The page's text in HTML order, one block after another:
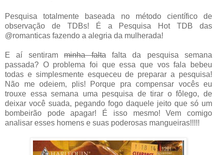
Pesquisa totalmente baseada no método científico de
observação de TDBs! É a Pesquisa Hot TDB das
@romanticas fazendo a alegria da mulherada!
E aí sentiramminha faltafalta da pesquisa semana
passada? O problema foi que essa que vos fala bebeu
todas e simplesmente esqueceu de preparar a pesquisa!
Não me odeiem, plis! Porque pra compensar vocês eu
trouxe essa semana uma pesquisa de tirar o fôlego, de
deixar você suada, pegando fogo daquele jeito que só um
bombeirão pode apagar! É isso mesmo! Vem comigo
analisar esses homens e suas poderosas mangueiras!!!!!